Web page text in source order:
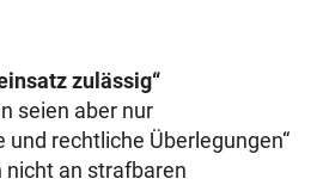
zulässig“
seien aber nur
und rechtliche Überlegungen“
nicht an strafbaren